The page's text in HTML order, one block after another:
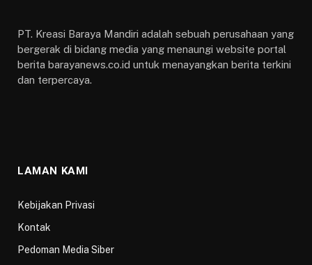
PT. Kreasi Baraya Mandiri adalah sebuah perusahaan yang
bergerak di bidang media yang menaungi website portal
berita barayanews.co.id untuk menayangkan berita terkini
dan terpercaya.
LAMAN KAMI
Kebijakan Privasi
Kontak
Pedoman Media Siber